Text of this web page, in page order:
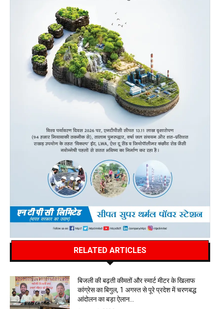
RELATED ARTICLES
बिजली की बढ़ती कीमतों और स्मार्ट मीटर के खिलाफ
कांग्रेस का बिगुल, 1 अगस्त से पूरे प्रदेश में चरणबद्ध
आंदोलन का बड़ा ऐलान…